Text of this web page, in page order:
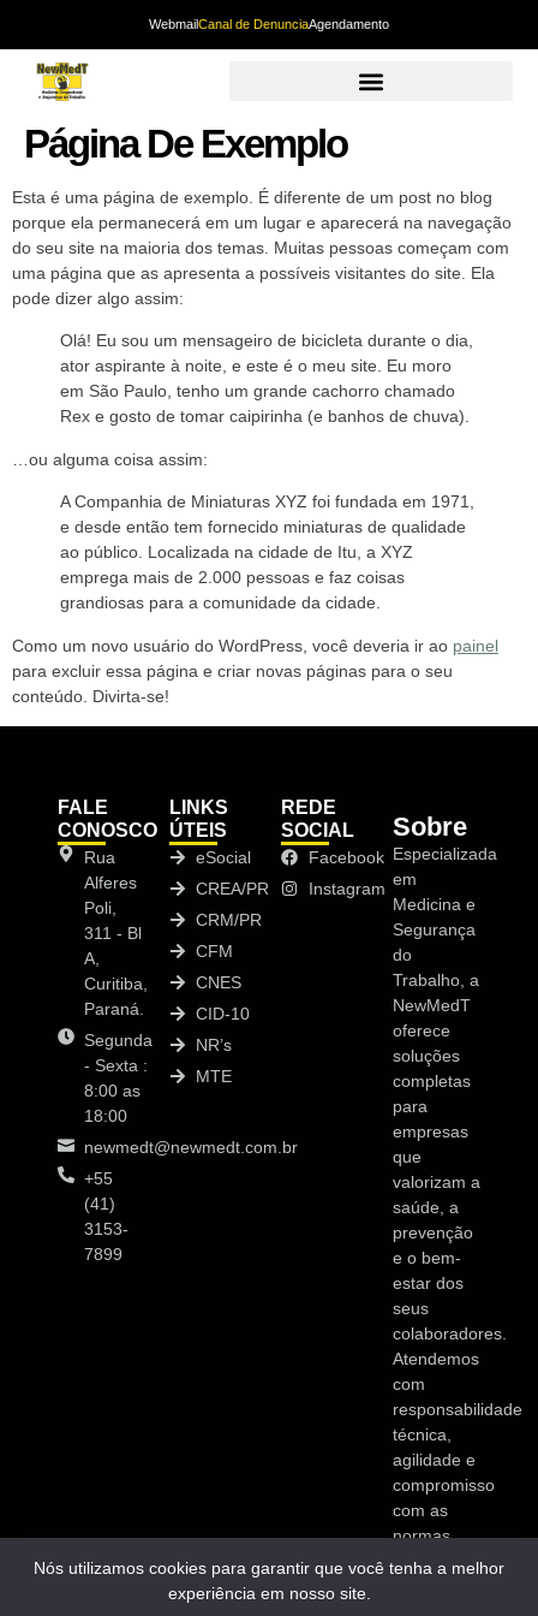
WebmailCanal de DenunciaAgendamento
Página De Exemplo
Esta é uma página de exemplo. É diferente de um post no blog
porque ela permanecerá em um lugar e aparecerá na navegação
do seu site na maioria dos temas. Muitas pessoas começam com
uma página que as apresenta a possíveis visitantes do site. Ela
pode dizer algo assim:
Olá! Eu sou um mensageiro de bicicleta durante o dia,
ator aspirante à noite, e este é o meu site. Eu moro
em São Paulo, tenho um grande cachorro chamado
Rex e gosto de tomar caipirinha (e banhos de chuva).
…ou alguma coisa assim:
A Companhia de Miniaturas XYZ foi fundada em 1971,
e desde então tem fornecido miniaturas de qualidade
ao público. Localizada na cidade de Itu, a XYZ
emprega mais de 2.000 pessoas e faz coisas
grandiosas para a comunidade da cidade.
Como um novo usuário do WordPress, você deveria ir ao painel
para excluir essa página e criar novas páginas para o seu
conteúdo. Divirta-se!
FALE
CONOSCO
Rua
Alferes
Poli,
311 - Bl
A,
Curitiba,
Paraná.
Segunda
- Sexta :
8:00 as
18:00
newmedt@newmedt.com.br
+55
(41)
3153-
7899
LINKS
ÚTEIS
eSocial
CREA/PR
CRM/PR
CFM
CNES
CID-10
NR’s
MTE
REDE
SOCIAL
Facebook
Instagram
Sobre
Especializada
em
Medicina e
Segurança
do
Trabalho, a
NewMedT
oferece
soluções
completas
para
empresas
que
valorizam a
saúde, a
prevenção
e o bem-
estar dos
seus
colaboradores.
Atendemos
com
responsabilidade
técnica,
agilidade e
compromisso
com as
normas
vigentes.
Nós utilizamos cookies para garantir que você tenha a melhor
experiência em nosso site.